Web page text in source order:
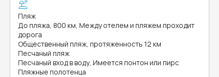
Пляж
До пляжа, 800 км, Между отелем и пляжем проходит
дорога
Общественный пляж, протяженность 12 км
Песчаный пляж
Песчаный вход в воду, Имеется понтон или пирс
Пляжные полотенца